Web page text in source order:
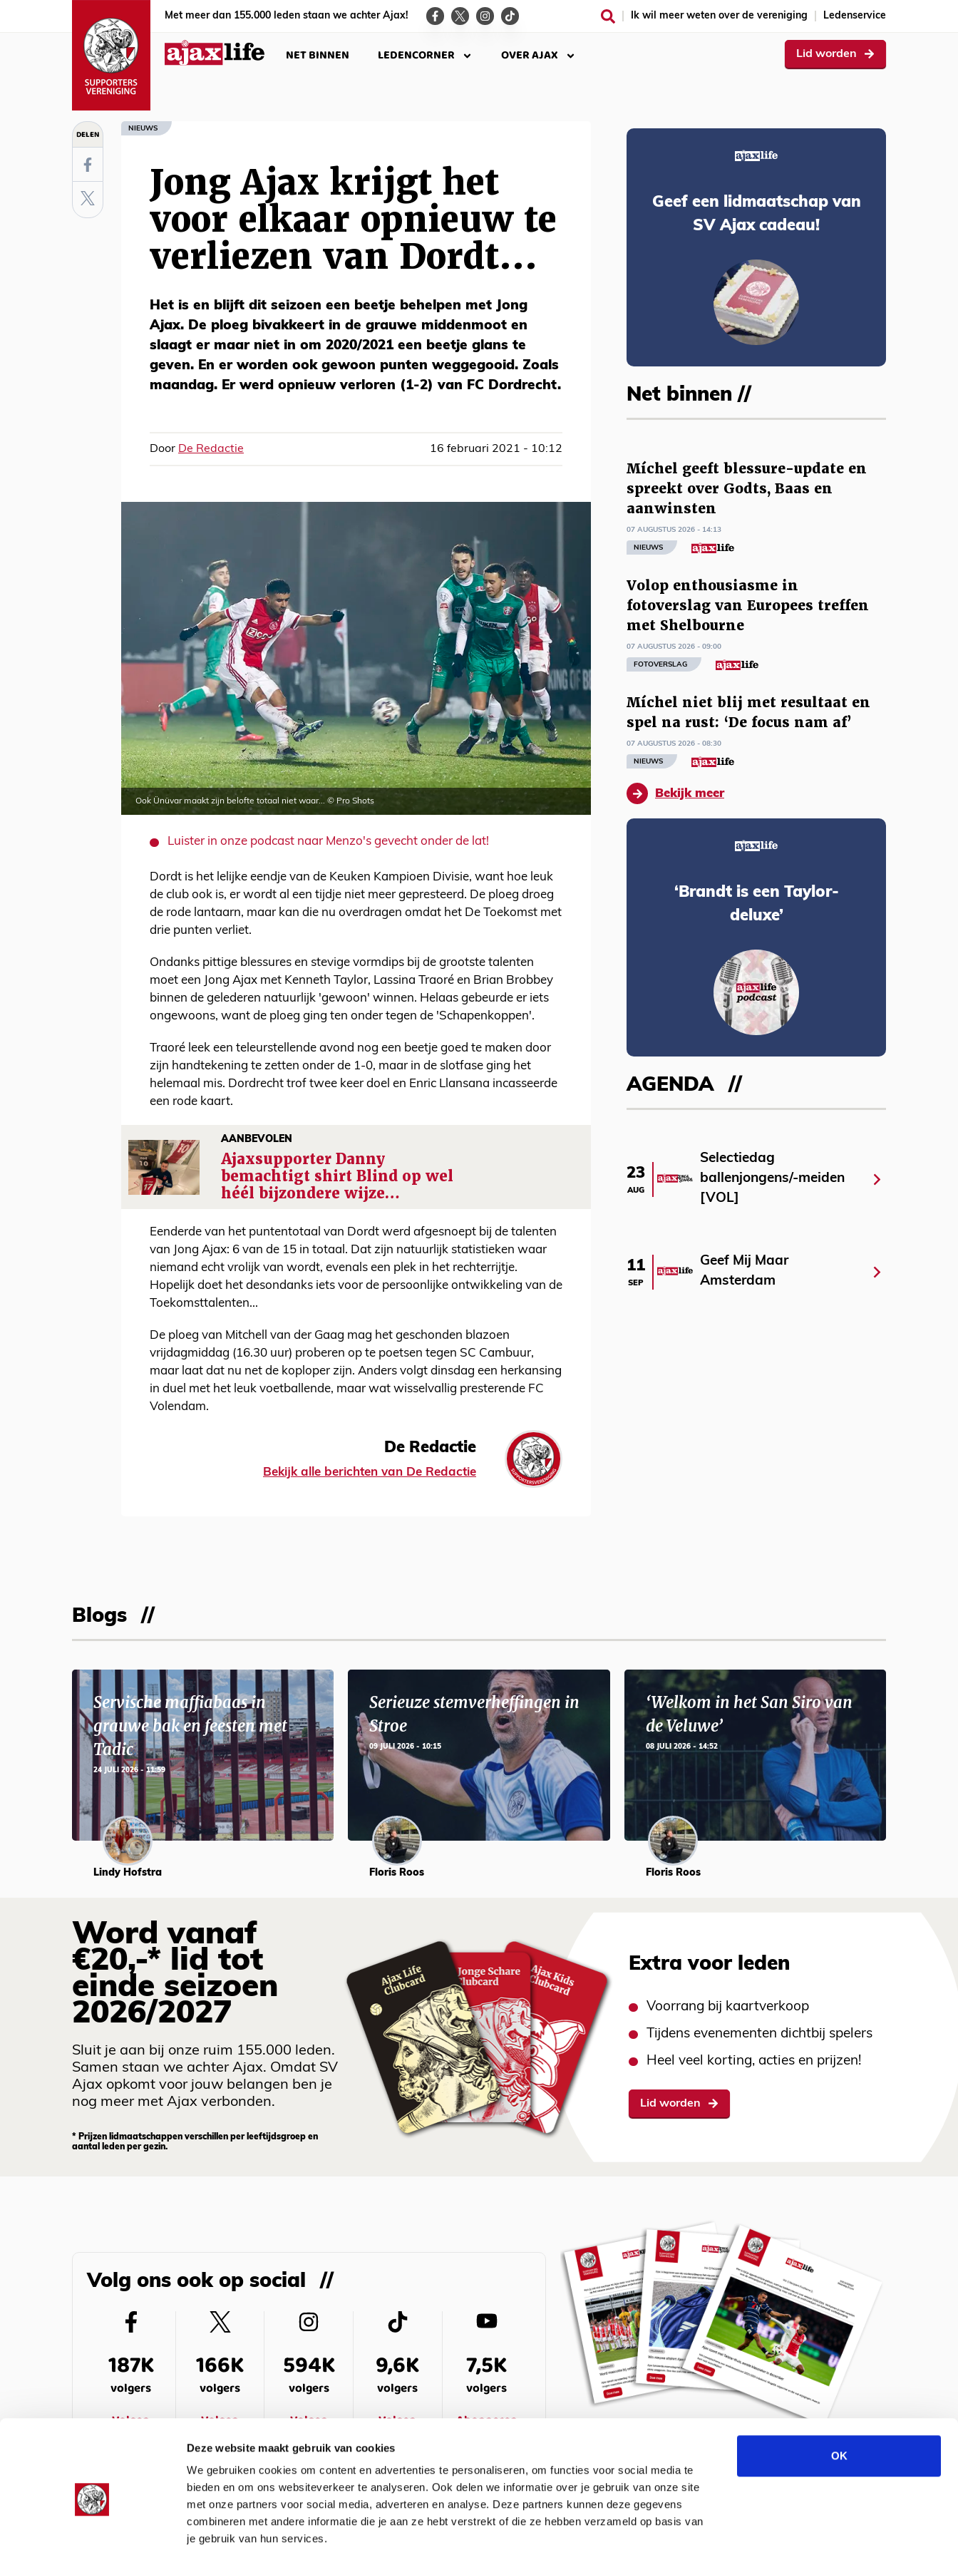
Deze website maakt gebruik van cookies
We gebruiken cookies om content en advertenties te personaliseren, om functies voor social media te
bieden en om ons websiteverkeer te analyseren. Ook delen we informatie over je gebruik van onze site
met onze partners voor social media, adverteren en analyse. Deze partners kunnen deze gegevens
combineren met andere informatie die je aan ze hebt verstrekt of die ze hebben verzameld op basis van
je gebruik van hun services.
OK
Met meer dan 155.000 leden staan we achter Ajax! Ik wil meer weten over de vereniging Ledenservice
NET BINNEN LEDENCORNER OVER AJAX Lid worden
DELEN NIEUWS
Jong Ajax krijgt het
voor elkaar opnieuw te
verliezen van Dordt...
Het is en blijft dit seizoen een beetje behelpen met Jong
Ajax. De ploeg bivakkeert in de grauwe middenmoot en
slaagt er maar niet in om 2020/2021 een beetje glans te
geven. En er worden ook gewoon punten weggegooid. Zoals
maandag. Er werd opnieuw verloren (1-2) van FC Dordrecht.
Door De Redactie 16 februari 2021 - 10:12
Ook Ünüvar maakt zijn belofte totaal niet waar... © Pro Shots
Luister in onze podcast naar Menzo's gevecht onder de lat!
Dordt is het lelijke eendje van de Keuken Kampioen Divisie, want hoe leuk
de club ook is, er wordt al een tijdje niet meer gepresteerd. De ploeg droeg
de rode lantaarn, maar kan die nu overdragen omdat het De Toekomst met
drie punten verliet.
Ondanks pittige blessures en stevige vormdips bij de grootste talenten
moet een Jong Ajax met Kenneth Taylor, Lassina Traoré en Brian Brobbey
binnen de gelederen natuurlijk 'gewoon' winnen. Helaas gebeurde er iets
ongewoons, want de ploeg ging ten onder tegen de 'Schapenkoppen'.
Traoré leek een teleurstellende avond nog een beetje goed te maken door
zijn handtekening te zetten onder de 1-0, maar in de slotfase ging het
helemaal mis. Dordrecht trof twee keer doel en Enric Llansana incasseerde
een rode kaart.
AANBEVOLEN
Ajaxsupporter Danny
bemachtigt shirt Blind op wel
héél bijzondere wijze…
Eenderde van het puntentotaal van Dordt werd afgesnoept bij de talenten
van Jong Ajax: 6 van de 15 in totaal. Dat zijn natuurlijk statistieken waar
niemand echt vrolijk van wordt, evenals een plek in het rechterrijtje.
Hopelijk doet het desondanks iets voor de persoonlijke ontwikkeling van de
Toekomsttalenten...
De ploeg van Mitchell van der Gaag mag het geschonden blazoen
vrijdagmiddag (16.30 uur) proberen op te poetsen tegen SC Cambuur,
maar laat dat nu net de koploper zijn. Anders volgt dinsdag een herkansing
in duel met het leuk voetballende, maar wat wisselvallig presterende FC
Volendam.
De Redactie
Bekijk alle berichten van De Redactie
Geef een lidmaatschap van
SV Ajax cadeau!
Net binnen //
Míchel geeft blessure-update en
spreekt over Godts, Baas en
aanwinsten
07 AUGUSTUS 2026 - 14:13
NIEUWS
Volop enthousiasme in
fotoverslag van Europees treffen
met Shelbourne
07 AUGUSTUS 2026 - 09:00
FOTOVERSLAG
Míchel niet blij met resultaat en
spel na rust: ‘De focus nam af’
07 AUGUSTUS 2026 - 08:30
NIEUWS
Bekijk meer
‘Brandt is een Taylor-
deluxe’
AGENDA
23
AUG
Selectiedag
ballenjongens/-meiden
[VOL]
11
SEP
Geef Mij Maar
Amsterdam
Blogs
Servische maffiabaas in
grauwe bak en feesten met
Tadic
24 JULI 2026 - 11:59
Lindy Hofstra
Serieuze stemverheffingen in
Stroe
09 JULI 2026 - 10:15
Floris Roos
‘Welkom in het San Siro van
de Veluwe’
08 JULI 2026 - 14:52
Floris Roos
Word vanaf
€20,-* lid tot
einde seizoen
2026/2027
Sluit je aan bij onze ruim 155.000 leden.
Samen staan we achter Ajax. Omdat SV
Ajax opkomt voor jouw belangen ben je
nog meer met Ajax verbonden.
* Prijzen lidmaatschappen verschillen per leeftijdsgroep en
aantal leden per gezin.
Extra voor leden
Voorrang bij kaartverkoop
Tijdens evenementen dichtbij spelers
Heel veel korting, acties en prijzen!
Lid worden
Volg ons ook op social
187K
volgers
Volgen
166K
volgers
Volgen
594K
volgers
Volgen
9,6K
volgers
Volgen
7,5K
volgers
Abonneren
Meld je aan voor de nieuwsbrief
OVER ONS VEELGESTELDE VRAGEN